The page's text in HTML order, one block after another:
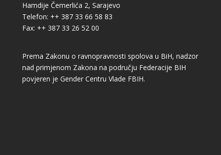
Hamdije Čemerlića 2, Sarajevo
Telefon: ++ 387 33 66 58 83
Fax: ++ 387 33 26 52 00
Prema Zakonu o ravnopravnosti spolova u BiH, nadzor
nad primjenom Zakona na području Federacije BIH
povjeren je Gender Centru Vlade FBIH.